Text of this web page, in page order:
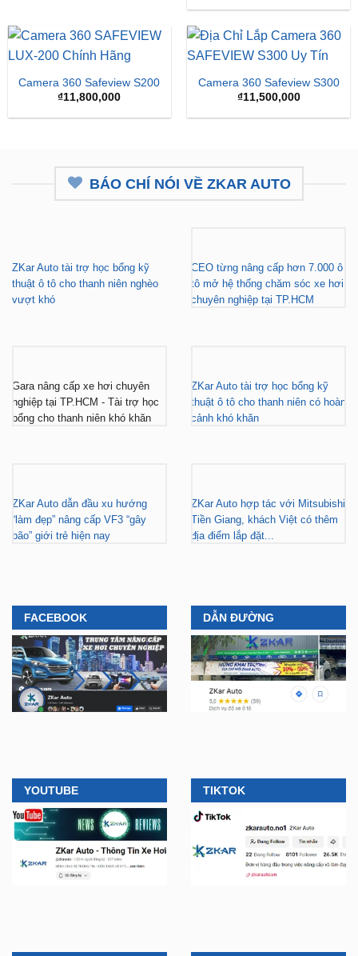
là:
tại
Camera 360 Safeview S200
₫11,800,000
Camera 360 Safeview S300
₫11,500,000
BÁO CHÍ NÓI VỀ ZKAR AUTO
ZKar Auto tài trợ học bổng kỹ
thuật ô tô cho thanh niên nghèo
vượt khó
CEO từng nâng cấp hơn 7.000 ô
tô mở hệ thống chăm sóc xe hơi
chuyên nghiệp tại TP.HCM
Gara nâng cấp xe hơi chuyên
nghiệp tại TP.HCM - Tài trợ học
bổng cho thanh niên khó khăn
ZKar Auto tài trợ học bổng kỹ
thuật ô tô cho thanh niên có hoàn
cảnh khó khăn
ZKar Auto dẫn đầu xu hướng
“làm đẹp” nâng cấp VF3 “gây
bão” giới trẻ hiện nay
ZKar Auto hợp tác với Mitsubishi
Tiền Giang, khách Việt có thêm
địa điểm lắp đặt...
FACEBOOK DẪN ĐƯỜNG
YOUTUBE TIKTOK